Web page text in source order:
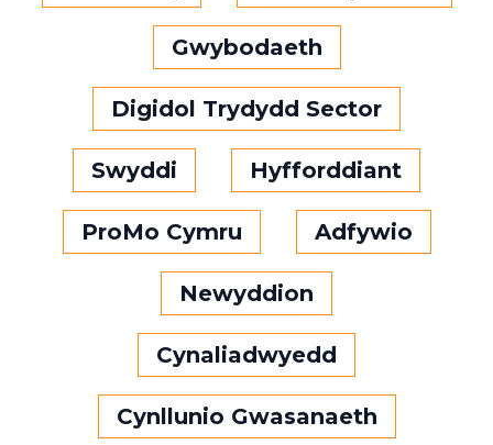
Gwybodaeth
Digidol Trydydd Sector
Swyddi Hyfforddiant
ProMo Cymru Adfywio
Newyddion
Cynaliadwyedd
Cynllunio Gwasanaeth